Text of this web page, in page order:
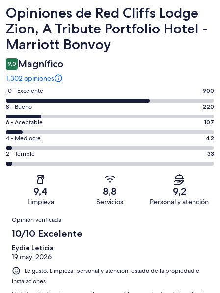
Opiniones
Opiniones de Red Cliffs Lodge
Zion, A Tribute Portfolio Hotel -
Marriott Bonvoy
9,0 Magnífico
1.302 opiniones
Evaluación:
10
-
Excelente.
900
de
1302
opiniones
10 - Excelente 900
Evaluación:
8
-
Bueno.
220
de
1302
opiniones
8 - Bueno 220
Evaluación:
6
-
Aceptable.
107
opiniones
6 - Aceptable 107
Evaluación:
4
-
4 - Mediocre 42
Evaluación:
2
1302
opiniones
2 - Terrible 33
9,4
Limpieza
8,8
Servicios
9,2
Personal y atención
Opiniones
Opinión verificada
10/10 Excelente
Eydie Leticia
19 may. 2026
Le gustó: Limpieza, personal y atención, estado de la propiedad e
instalaciones